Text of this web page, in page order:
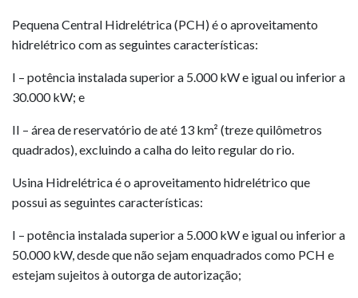
Pequena Central Hidrelétrica (PCH) é o aproveitamento
hidrelétrico com as seguintes características:
I – potência instalada superior a 5.000 kW e igual ou inferior a
30.000 kW; e
II – área de reservatório de até 13 km² (treze quilômetros
quadrados), excluindo a calha do leito regular do rio.
Usina Hidrelétrica é o aproveitamento hidrelétrico que
possui as seguintes características:
I – potência instalada superior a 5.000 kW e igual ou inferior a
50.000 kW, desde que não sejam enquadrados como PCH e
estejam sujeitos à outorga de autorização;